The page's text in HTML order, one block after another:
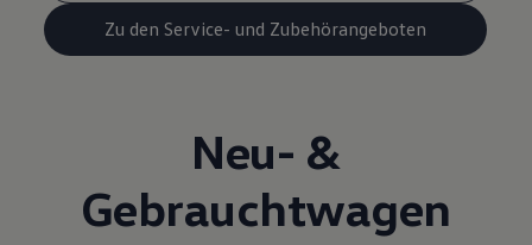
Zu den Service- und Zubehörangeboten
Neu- &
Gebrauchtwagen